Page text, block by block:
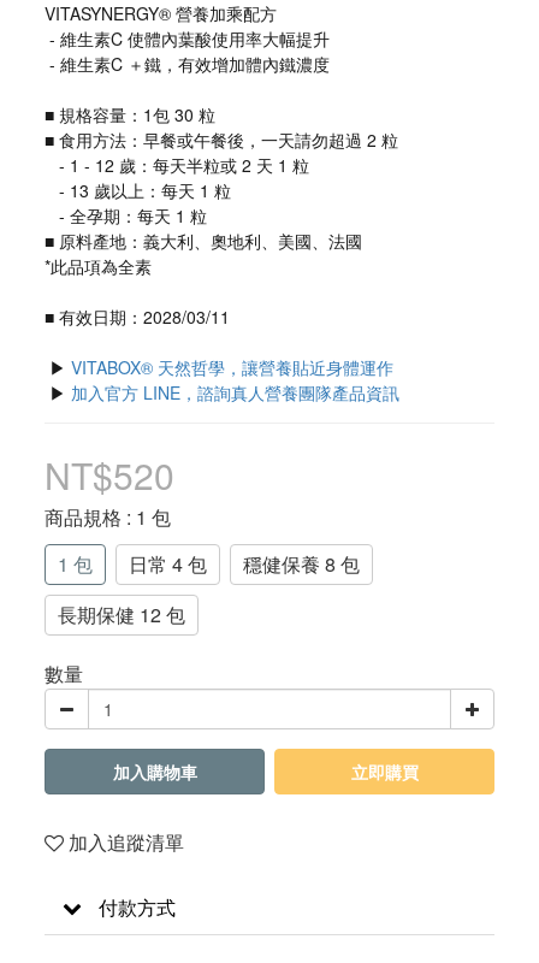
VITASYNERGY® 營養加乘配方
- 維生素C 使體內葉酸使用率大幅提升
- 維生素C ＋鐵，有效增加體內鐵濃度
■ 規格容量：1包 30 粒
■ 食用方法：早餐或午餐後，一天請勿超過 2 粒
   - 1 - 12 歲：每天半粒或 2 天 1 粒
   - 13 歲以上：每天 1 粒
   - 全孕期：每天 1 粒
■ 原料產地：義大利、奧地利、美國、法國
*此品項為全素
■ 有效日期：2028/03/11
▶ VITABOX® 天然哲學，讓營養貼近身體運作
▶ 加入官方 LINE，諮詢真人營養團隊產品資訊
NT$520
商品規格 : 1 包
1 包
日常 4 包
穩健保養 8 包
長期保健 12 包
數量
加入購物車 立即購買
加入追蹤清單
付款方式